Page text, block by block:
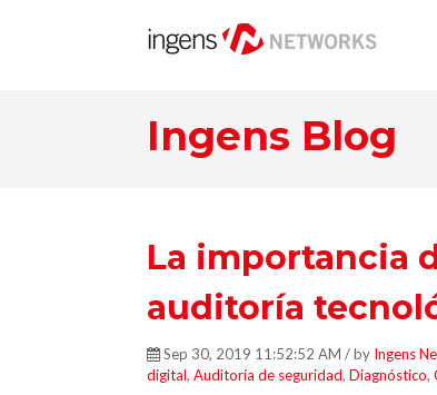
Ingens Blog
La importancia
auditoría
Sep 30, 2019 11:52:52 AM / by Ingens
digital, Auditoría de seguridad, Diagnóstico,